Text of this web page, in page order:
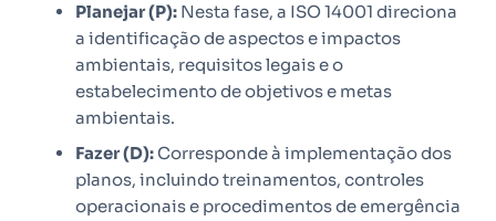
Planejar (P): Nesta fase, a ISO 14001 direciona
a identificação de aspectos e impactos
ambientais, requisitos legais e o
estabelecimento de objetivos e metas
ambientais.
Fazer (D):Corresponde à implementação dos
planos, incluindo treinamentos, controles
operacionais e procedimentos de emergência